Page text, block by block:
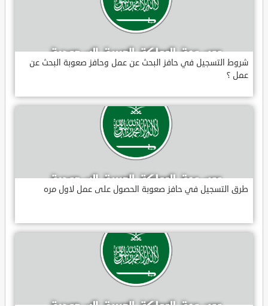
شروط التسجيل في حافز البحث عن عمل وحافز صعوبة البحث عن
عمل ؟
طرق التسجيل في حافز صعوبة الحصول على عمل لاول مره